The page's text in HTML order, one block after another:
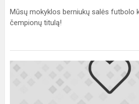
Mūsų mokyklos berniukų salės futbolo
čempionų titulą!
2023